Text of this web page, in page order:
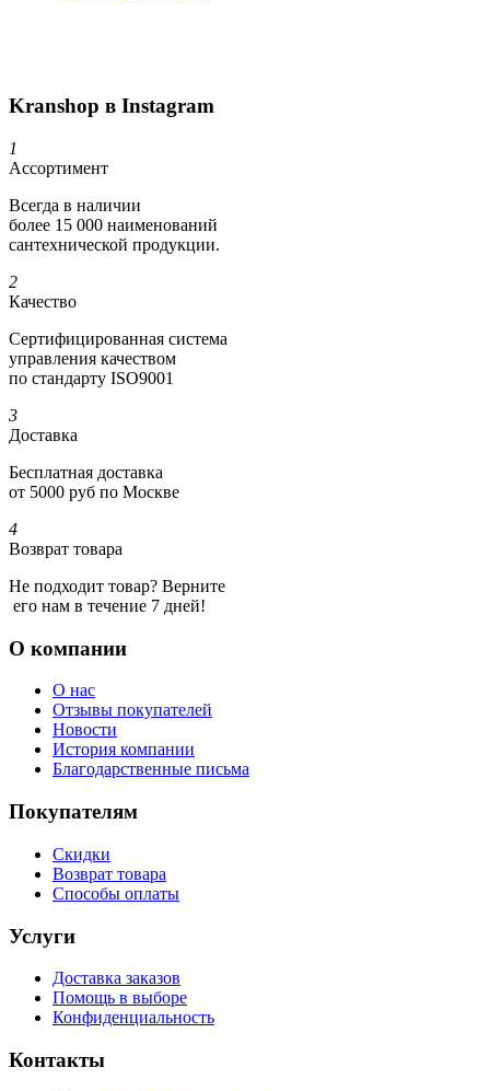
Kranshop в Instagram
1
Ассортимент
Всегда в наличии
более 15 000 наименований
сантехнической продукции.
2
Качество
Сертифициро­ванная система
управления качеством
по стандарту ISO9001
3
Доставка
Бесплатная доставка
от 5000 руб по Москве
4
Возврат товара
Не подходит товар? Верните
его нам в течение 7 дней!
О компании
О нас
Отзывы покупателей
Новости
История компании
Благодарственные письма
Покупателям
Скидки
Возврат товара
Способы оплаты
Услуги
Доставка заказов
Помощь в выборе
Конфиденциальность
Контакты